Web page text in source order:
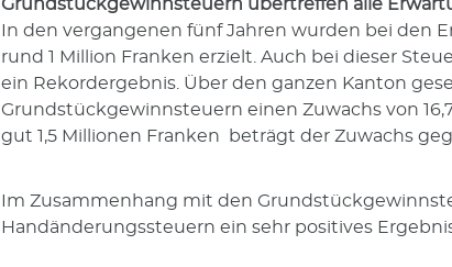
Grundstückgewinnsteuern ­übertreffen alle
In den vergangenen fünf Jahren wurden bei den
rund 1 Million Franken erzielt. Auch bei dieser
ein Rekordergebnis. Über den ganzen Kanton
Grundstückgewinnsteuern einen Zuwachs von
gut 1,5 Millionen Franken beträgt der Zuwachs
Im Zusammenhang mit den
Handänderungssteuern ein sehr positives